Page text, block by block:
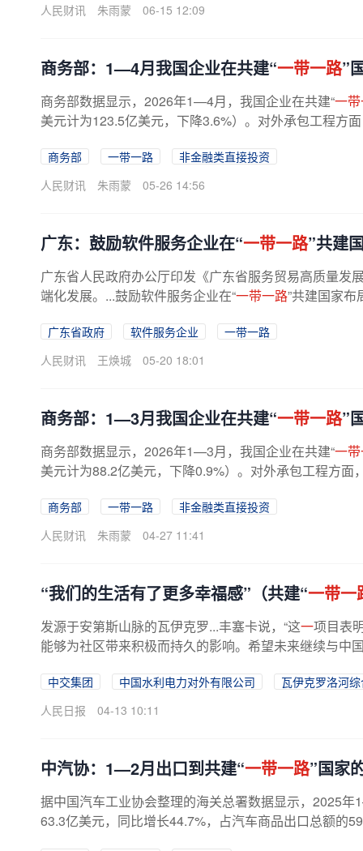
人民财讯
朱雨蒙 06-15 12:09
商务部：1—4月我国企业在共建“一带一路”
商务部数据显示，2026年1—4月，我国企业在共建“一
美元计为123.5亿美元，下降3.6%）。对外承包工程方
商务部 一带一路
非金融类直接投资
人民财讯
朱雨蒙 05-26 14:56
广东：鼓励软件服务企业在“一带一路”共建
广东省人民政府办公厅印发《广东省服务贸易高质量
端化发展。...鼓励软件服务企业在“一带一路”共建国家布
广东省政府 软件服务企业
一带一路
人民财讯
王焕城 05-20 18:01
商务部：1—3月我国企业在共建“一带一路”
商务部数据显示，2026年1—3月，我国企业在共建“一
美元计为88.2亿美元，下降0.9%）。对外承包工程方面
商务部 一带一路
非金融类直接投资
人民财讯
朱雨蒙 04-27 11:41
“我们的生活有了更多幸福感”（共建“一带一
发源于安第斯山脉的瓦伊克罗...丰塞卡说，“这一项目表
能够为社区带来积极而持久的影响。希望未来继续与中
中交集团 中国水利电力对外有限公司
瓦伊克罗洛河
人民日报
04-13 10:11
中汽协：1—2月出口到共建“一带一路”国家
据中国汽车工业协会整理的海关总署数据显示，2025
63.3亿美元，同比增长44.7%，占汽车商品出口总额的